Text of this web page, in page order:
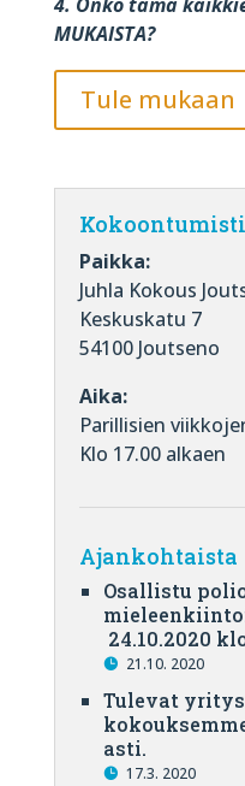
MUKAISTA?
Tule mukaan
Paikka:
Juhla Kokous
Keskuskatu 7
54100 Joutseno
Aika:
Parillisien
Klo 17.00 alkaen
Ajankohtaista
Osallistu
24.10.2020
21.10. 2020
Tulevat
asti.
17.3. 2020